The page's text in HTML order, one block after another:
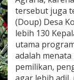
tersebut juga
(Doup) Desa
lebih 130
utama
adalah
pemilikan,